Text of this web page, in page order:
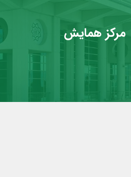
مرکز همایش